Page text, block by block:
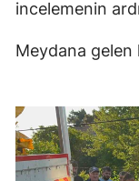
incelemenin
Meydana gelen